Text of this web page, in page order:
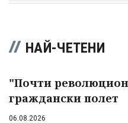
НАЙ-ЧЕТЕНИ
"Почти
граждански полет
06.08.2026